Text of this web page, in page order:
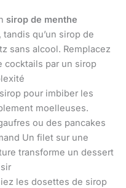
sirop de menthe
qu’un sirop de
sans alcool. Remplacez
cocktails par un sirop
pour imbiber les
moelleuses.
ou des pancakes
Un filet sur une
transforme un dessert
les dosettes de sirop